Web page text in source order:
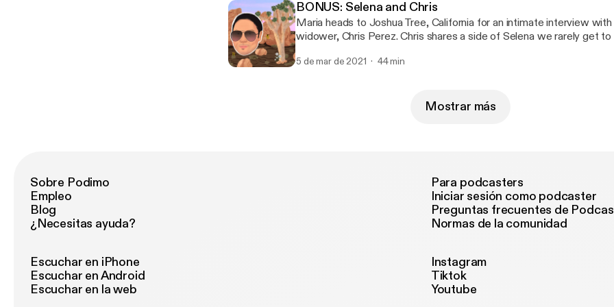
BONUS: Selena and Chris
Maria heads to Joshua Tree, California for an intimate interview with
widower, Chris Perez. Chris shares a side of Selena we rarely get
5 de mar de 2021 44 min
Mostrar más
Sobre Podimo
Empleo
Blog
¿Necesitas ayuda?
Para podcasters
Iniciar sesión como podcaster
Preguntas frecuentes de
Normas de la comunidad
Escuchar en iPhone
Escuchar en Android
Escuchar en la web
Instagram
Tiktok
Youtube